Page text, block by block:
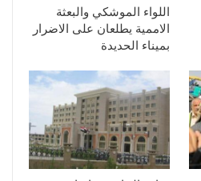
اللواء الموشكي والبعثة
الاممية يطلعان على الاضرار
بميناء الحديدة